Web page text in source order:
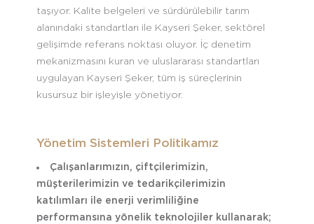
taşıyor. Kalite belgeleri ve sürdürülebilir tarım
alanındaki standartları ile Kayseri Şeker, sektörel
gelişimde referans noktası oluyor. İç denetim
mekanizmasını kuran ve uluslararası standartları
uygulayan Kayseri Şeker, tüm iş süreçlerinin
kusursuz bir işleyişle yönetiyor.
Yönetim Sistemleri Politikamız
Çalışanlarımızın, çiftçilerimizin,
müşterilerimizin ve tedarikçilerimizin
katılımları ile enerji verimliliğine
performansına yönelik teknolojiler kullanarak;